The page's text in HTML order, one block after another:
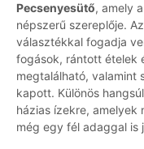
Pecsenyesütő, amely
népszerű szereplője.
választékkal fogadja
fogások, rántott ételek
megtalálható, valamint
kapott. Különös
házias ízekre,
még egy fél adaggal is